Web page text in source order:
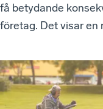
få betydande
företag. Det visar en